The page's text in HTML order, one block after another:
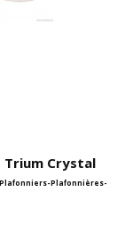
Trium Crystal
Plafonnières-